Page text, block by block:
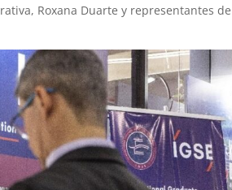
Roxana Duarte y representantes de